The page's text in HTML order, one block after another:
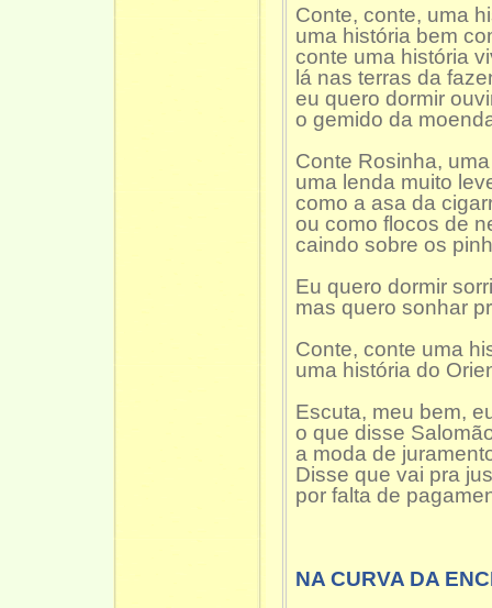
Conte, conte, uma
uma história bem
conte uma história
lá nas terras da
eu quero dormir
o gemido da
Conte Rosinha,
uma lenda muito
como a asa da
ou como flocos de
caindo sobre os
Eu quero dormir
mas quero sonhar
Conte, conte uma
uma história do
Escuta, meu bem,
o que disse
a moda de
Disse que vai pra
por falta de
NA CURVA DA